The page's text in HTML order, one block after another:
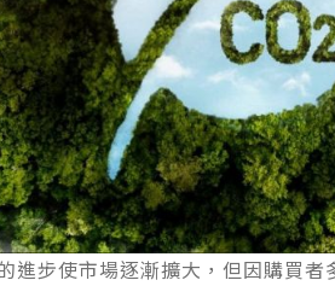
進步使市場逐漸擴大，但因購買